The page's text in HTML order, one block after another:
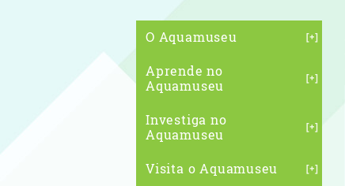
O Aquamuseu
Aprende no
Aquamuseu
Investiga no
Aquamuseu
Visita o Aquamuseu